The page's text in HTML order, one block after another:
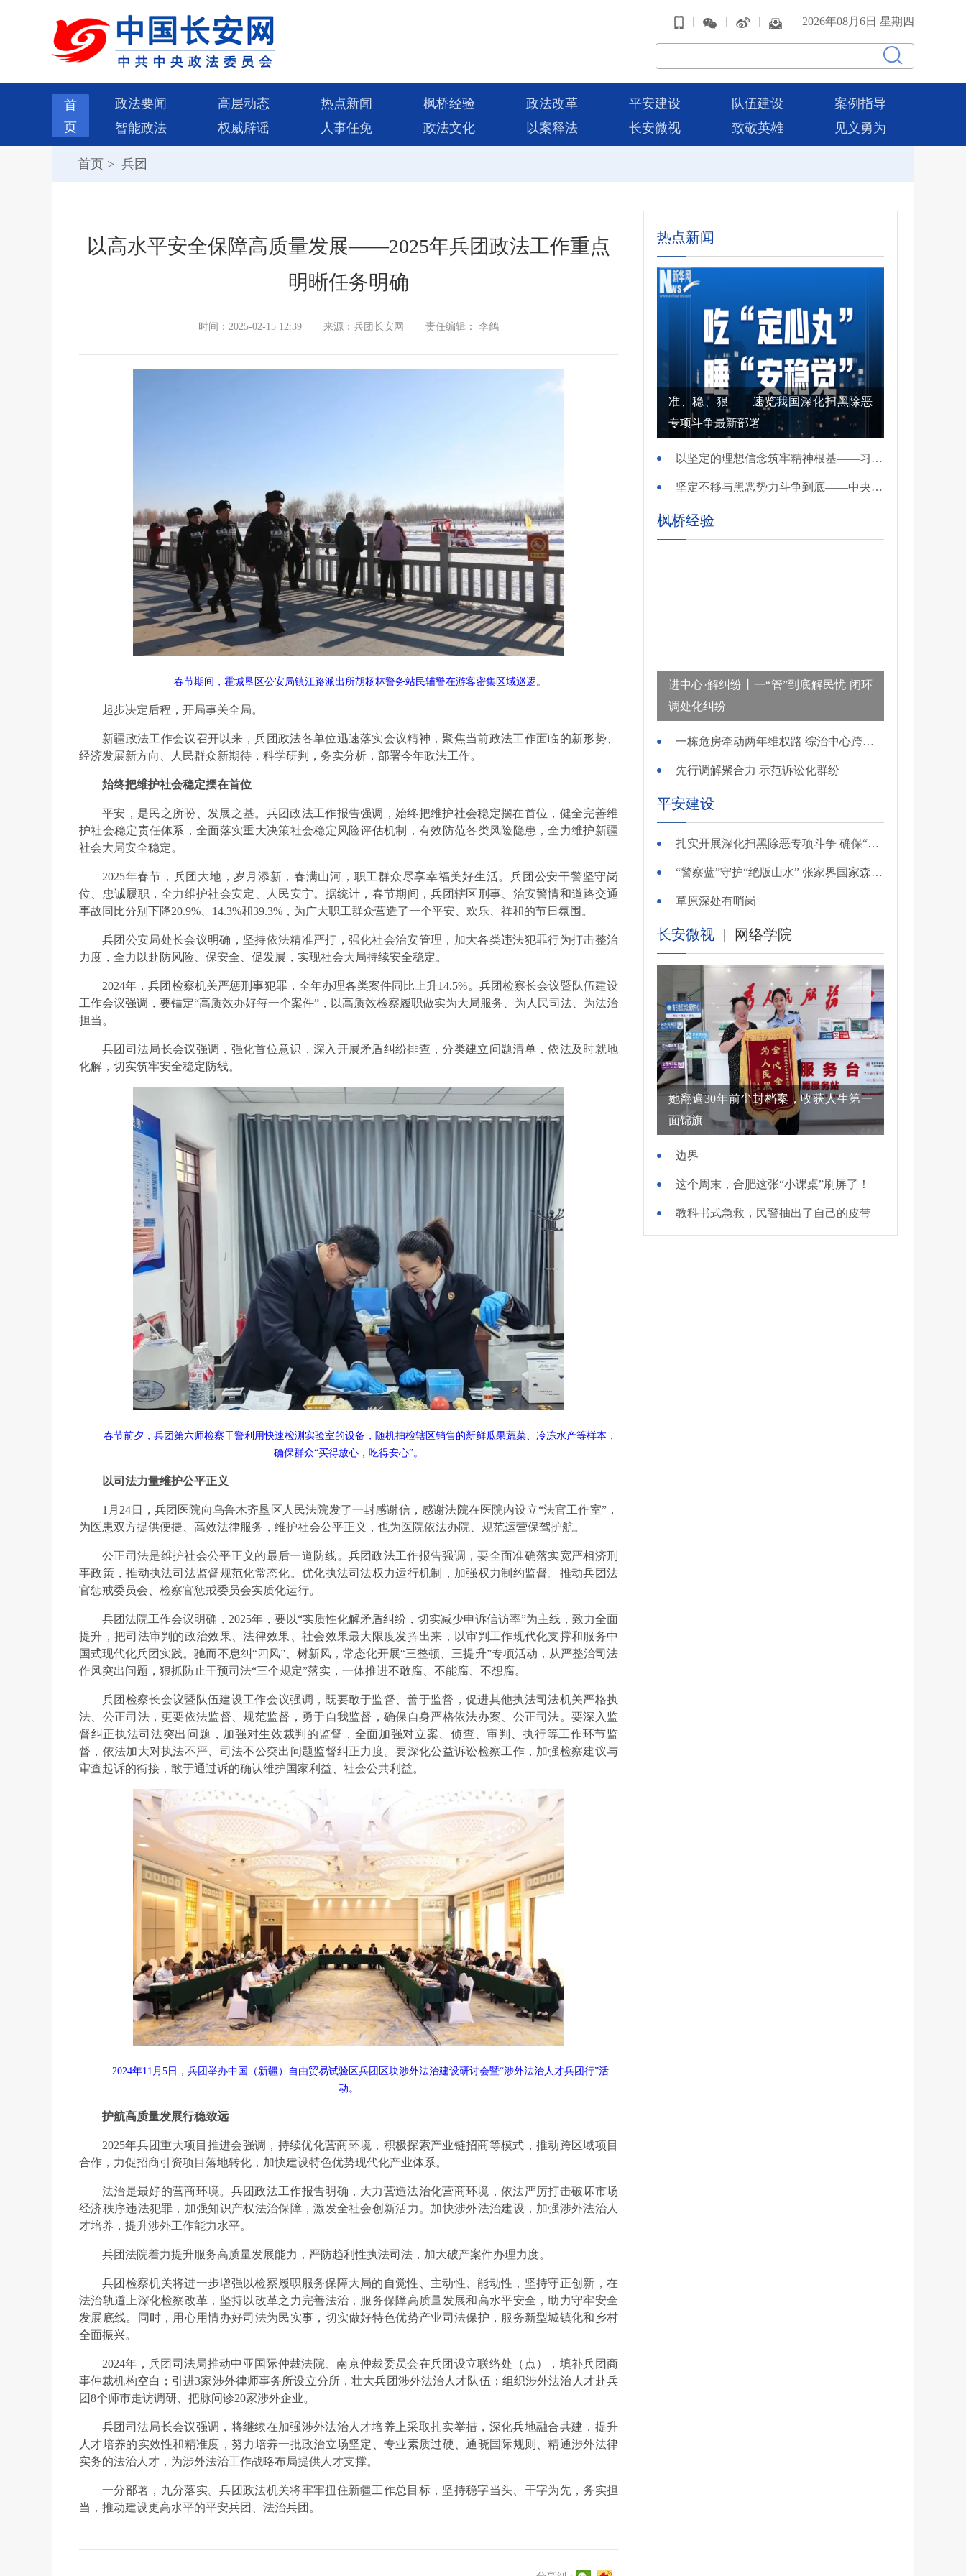
| | | 2026年08月6日 星期四
首
页
政法要闻 高层动态 热点新闻 枫桥经验 政法改革 平安建设 队伍建设
案例指导
智能政法
权威辟谣 人事任免 政法文化 以案释法 长安微视 致敬英雄 见义勇为
首页 > 兵团
以高水平安全保障高质量发展——2025年兵团政法工作重点
明晰任务明确
时间：2025-02-15 12:39 来源：兵团长安网 责任编辑： 李鸽
春节期间，霍城垦区公安局镇江路派出所胡杨林警务站民辅警在游客密集区域巡逻。
起步决定后程，开局事关全局。
新疆政法工作会议召开以来，兵团政法各单位迅速落实会议精神，聚焦当前政法工作面临的新形势、
经济发展新方向、人民群众新期待，科学研判，务实分析，部署今年政法工作。
始终把维护社会稳定摆在首位
平安，是民之所盼、发展之基。兵团政法工作报告强调，始终把维护社会稳定摆在首位，健全完善维
护社会稳定责任体系，全面落实重大决策社会稳定风险评估机制，有效防范各类风险隐患，全力维护新疆
社会大局安全稳定。
2025年春节，兵团大地，岁月添新，春满山河，职工群众尽享幸福美好生活。兵团公安干警坚守岗
位、忠诚履职，全力维护社会安定、人民安宁。据统计，春节期间，兵团辖区刑事、治安警情和道路交通
事故同比分别下降20.9%、14.3%和39.3%，为广大职工群众营造了一个平安、欢乐、祥和的节日氛围。
兵团公安局处长会议明确，坚持依法精准严打，强化社会治安管理，加大各类违法犯罪行为打击整治
力度，全力以赴防风险、保安全、促发展，实现社会大局持续安全稳定。
2024年，兵团检察机关严惩刑事犯罪，全年办理各类案件同比上升14.5%。兵团检察长会议暨队伍建设
工作会议强调，要锚定“高质效办好每一个案件”，以高质效检察履职做实为大局服务、为人民司法、为法治
担当。
兵团司法局长会议强调，强化首位意识，深入开展矛盾纠纷排查，分类建立问题清单，依法及时就地
化解，切实筑牢安全稳定防线。
春节前夕，兵团第六师检察干警利用快速检测实验室的设备，随机抽检辖区销售的新鲜瓜果蔬菜、冷冻水产等样本，
确保群众“买得放心，吃得安心”。
以司法力量维护公平正义
1月24日，兵团医院向乌鲁木齐垦区人民法院发了一封感谢信，感谢法院在医院内设立“法官工作室”，
为医患双方提供便捷、高效法律服务，维护社会公平正义，也为医院依法办院、规范运营保驾护航。
公正司法是维护社会公平正义的最后一道防线。兵团政法工作报告强调，要全面准确落实宽严相济刑
事政策，推动执法司法监督规范化常态化。优化执法司法权力运行机制，加强权力制约监督。推动兵团法
官惩戒委员会、检察官惩戒委员会实质化运行。
兵团法院工作会议明确，2025年，要以“实质性化解矛盾纠纷，切实减少申诉信访率”为主线，致力全面
提升，把司法审判的政治效果、法律效果、社会效果最大限度发挥出来，以审判工作现代化支撑和服务中
国式现代化兵团实践。驰而不息纠“四风”、树新风，常态化开展“三整顿、三提升”专项活动，从严整治司法
作风突出问题，狠抓防止干预司法“三个规定”落实，一体推进不敢腐、不能腐、不想腐。
兵团检察长会议暨队伍建设工作会议强调，既要敢于监督、善于监督，促进其他执法司法机关严格执
法、公正司法，更要依法监督、规范监督，勇于自我监督，确保自身严格依法办案、公正司法。要深入监
督纠正执法司法突出问题，加强对生效裁判的监督，全面加强对立案、侦查、审判、执行等工作环节监
督，依法加大对执法不严、司法不公突出问题监督纠正力度。要深化公益诉讼检察工作，加强检察建议与
审查起诉的衔接，敢于通过诉的确认维护国家利益、社会公共利益。
2024年11月5日，兵团举办中国（新疆）自由贸易试验区兵团区块涉外法治建设研讨会暨“涉外法治人才兵团行”活
动。
护航高质量发展行稳致远
2025年兵团重大项目推进会强调，持续优化营商环境，积极探索产业链招商等模式，推动跨区域项目
合作，力促招商引资项目落地转化，加快建设特色优势现代化产业体系。
法治是最好的营商环境。兵团政法工作报告明确，大力营造法治化营商环境，依法严厉打击破坏市场
经济秩序违法犯罪，加强知识产权法治保障，激发全社会创新活力。加快涉外法治建设，加强涉外法治人
才培养，提升涉外工作能力水平。
兵团法院着力提升服务高质量发展能力，严防趋利性执法司法，加大破产案件办理力度。
兵团检察机关将进一步增强以检察履职服务保障大局的自觉性、主动性、能动性，坚持守正创新，在
法治轨道上深化检察改革，坚持以改革之力完善法治，服务保障高质量发展和高水平安全，助力守牢安全
发展底线。同时，用心用情办好司法为民实事，切实做好特色优势产业司法保护，服务新型城镇化和乡村
全面振兴。
2024年，兵团司法局推动中亚国际仲裁法院、南京仲裁委员会在兵团设立联络处（点），填补兵团商
事仲裁机构空白；引进3家涉外律师事务所设立分所，壮大兵团涉外法治人才队伍；组织涉外法治人才赴兵
团8个师市走访调研、把脉问诊20家涉外企业。
兵团司法局长会议强调，将继续在加强涉外法治人才培养上采取扎实举措，深化兵地融合共建，提升
人才培养的实效性和精准度，努力培养一批政治立场坚定、专业素质过硬、通晓国际规则、精通涉外法律
实务的法治人才，为涉外法治工作战略布局提供人才支撑。
一分部署，九分落实。兵团政法机关将牢牢扭住新疆工作总目标，坚持稳字当头、干字为先，务实担
当，推动建设更高水平的平安兵团、法治兵团。
热点新闻
准、稳、狠——速览我国深化扫黑除恶
专项斗争最新部署
以坚定的理想信念筑牢精神根基——习近平党建思想理论品格系列述评之一
坚定不移与黑恶势力斗争到底——中央政法委负责同志就开展深化扫黑除恶专项斗争有关问题答记者问
枫桥经验
进中心·解纠纷丨一“管”到底解民忧 闭环
调处化纠纷
一栋危房牵动两年维权路 综治中心跨省寻鉴解民忧
先行调解聚合力 示范诉讼化群纷
平安建设
扎实开展深化扫黑除恶专项斗争 确保“全年全域平平安安、平平稳稳”——广东召开全省扫黑除恶专项斗争视频
“警察蓝”守护“绝版山水” 张家界国家森林公园景区派出所深化“生态警务”建设
草原深处有哨岗
长安微视 | 网络学院
她翻遍30年前尘封档案，收获人生第一
面锦旗
边界
这个周末，合肥这张“小课桌”刷屏了！
教科书式急救，民警抽出了自己的皮带